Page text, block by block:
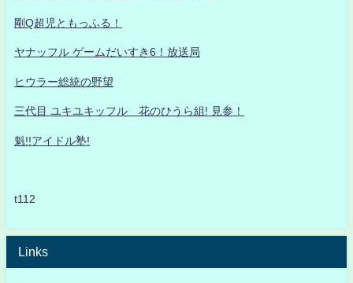
剛Q超児ともっふる！
ヤナッフル ゲームだいすき6！放送局
ヒウラー総統の野望
三代目 ユキユキッフル 花のひうら組! 見参！
魁!!アイドル塾!
t112
Links